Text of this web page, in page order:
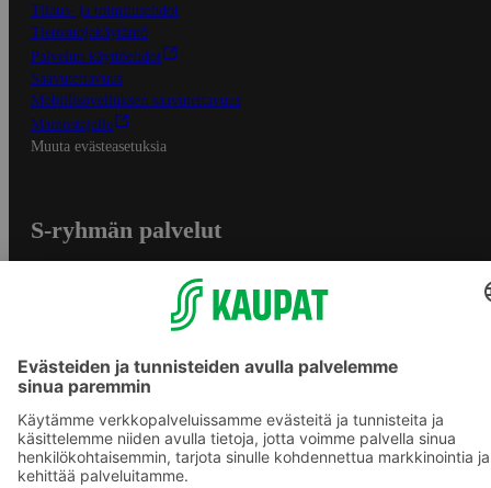
Tilaus- ja toimitusehdot
Tietosuojakäytäntö
Palvelun käyttöehdot
Saavutettavuus
Mobiilisovelluksen saavutettavuus
Mainostajalle
Muuta evästeasetuksia
S-ryhmän palvelut
S-ostoslista -sovellus
Prisma.fi
Sokos.fi
S-Pankki
Yhteishyvä